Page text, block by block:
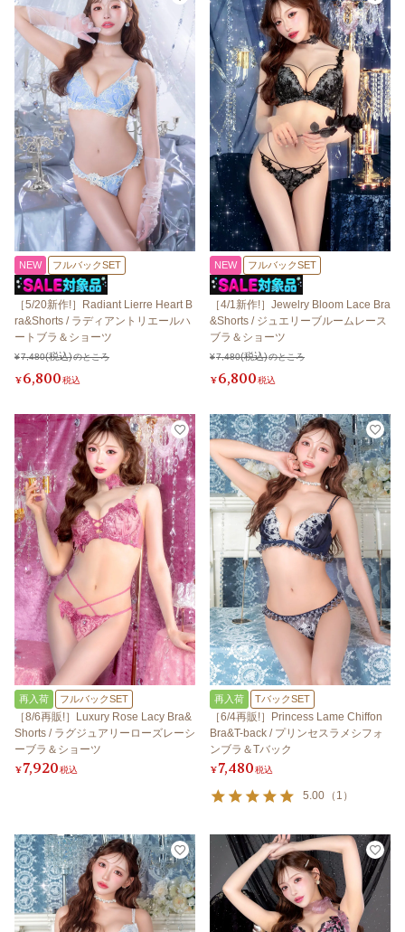
NEW フルバックSET
［5/20新作!］Radiant Lierre Heart B
ra&Shorts / ラディアントリエールハ
ートブラ＆ショーツ
¥7,480 のところ
¥6,800税込
NEW フルバックSET
［4/1新作!］Jewelry Bloom Lace Bra
&Shorts / ジュエリーブルームレース
ブラ＆ショーツ
¥7,480 のところ
¥6,800税込
再入荷 フルバックSET
［8/6再販!］Luxury Rose Lacy Bra&
Shorts / ラグジュアリーローズレーシ
ーブラ＆ショーツ
¥7,920税込
再入荷 TバックSET
［6/4再販!］Princess Lame Chiffon
Bra&T-back / プリンセスラメシフォ
ンブラ＆Tバック
¥7,480税込
5.00 （ 1 ）